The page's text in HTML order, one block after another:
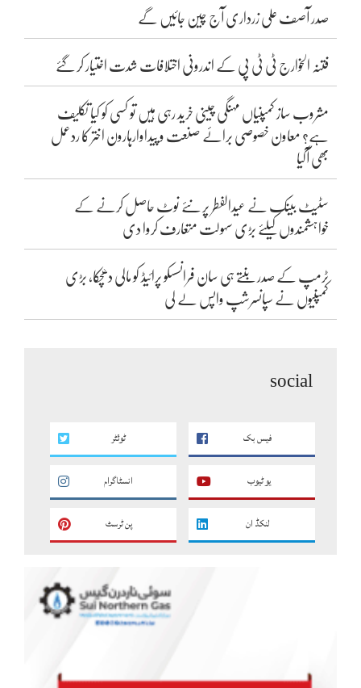
صدر آصف علی زرداری آج چین جائیں گے
فتنہ الخوارج ٹی ٹی پی کے اندرونی اختلافات شدت اختیار کر گئے
مشروب ساز کمپنیاں مہنگی چینی خرید رہی ہیں تو کسی کو کیا تکلیف
ہے؟ معاون خصوصی برائے صنعت و پیداوارہارون اختر کا ردعمل
بھی آگیا
سٹیٹ بینک نے عیدالفطر پر نئے نوٹ حاصل کرنے کے
خواہشمندوں کیلئے بڑی سہولت متعارف کروا دی
ٹرمپ کے صدر بنتے ہی سان فرانسسکو پرائیڈ کو مالی دھچکا، بڑی
کمپنیوں نے سپانسرشپ واپس لے لی
social
فیس بک ٹوئٹر
یو ٹیوب انسٹاگرام
لنکڈ ان پن ٹرسٹ